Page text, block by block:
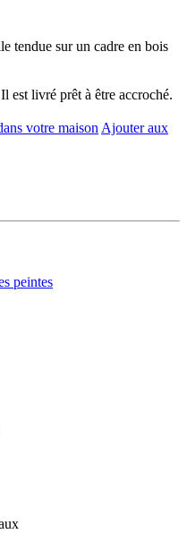
tendue sur un cadre en bois
est livré prêt à être accroché.
votre maison Ajouter aux